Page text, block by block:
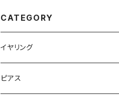
CATEGORY
イヤリング
ピアス